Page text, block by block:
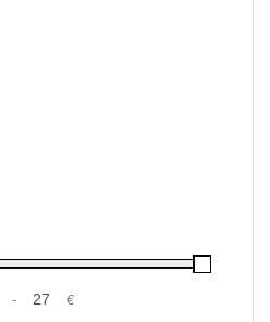
Minimum Price
- Maximum Price
€